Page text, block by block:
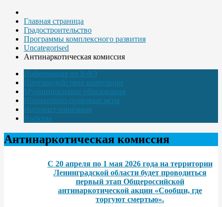
Главная страница
Градостроительство
Программы комплексного развития
Uncategorised
Антинаркотическая комиссия
Информация по 8-ФЗ
Противодействие коррупции
Муниципальные образования
Нормативно-правовые акты
Интернет-приёмная
Выборы
Антинаркотическая комиссия
С 20 апреля по 1 мая 2026 года на территории
Ленинградской области будет проводиться
первый этап Общероссийской
антинаркотической акции «Сообщи, где
торгуют смертью».